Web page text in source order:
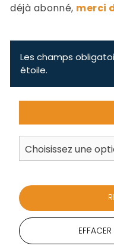
déjà abonné, merci
Les champs
étoile.